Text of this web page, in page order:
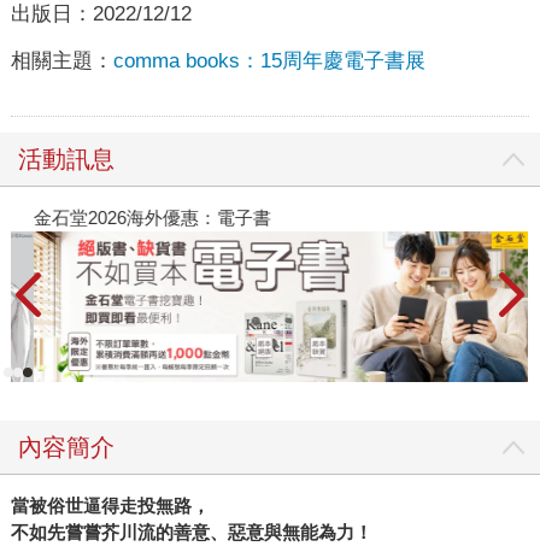
出版日： 2022/12/12
相關主題： comma books：15周年慶電子書展
活動訊息
金石堂2026海外優惠：電子書
內容簡介
當被俗世逼得走投無路，
不如先嘗嘗芥川流的善意、惡意與無能為力！